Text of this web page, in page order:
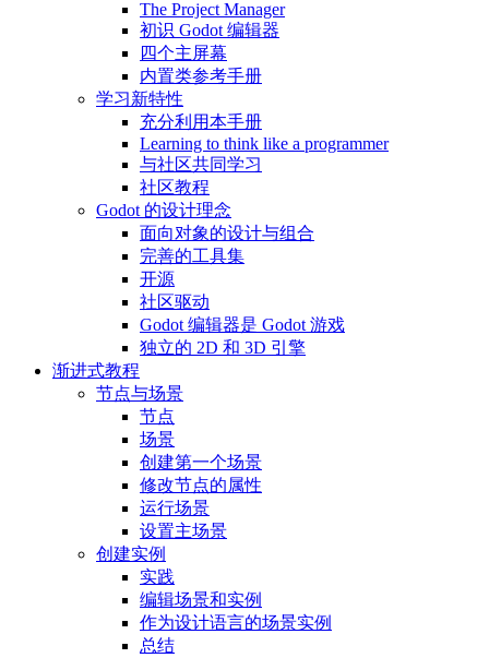
The Project Manager
初识 Godot 编辑器
四个主屏幕
内置类参考手册
学习新特性
充分利用本手册
Learning to think like a programmer
与社区共同学习
社区教程
Godot 的设计理念
面向对象的设计与组合
完善的工具集
开源
社区驱动
Godot 编辑器是 Godot 游戏
独立的 2D 和 3D 引擎
渐进式教程
节点与场景
节点
场景
创建第一个场景
修改节点的属性
运行场景
设置主场景
创建实例
实践
编辑场景和实例
作为设计语言的场景实例
总结